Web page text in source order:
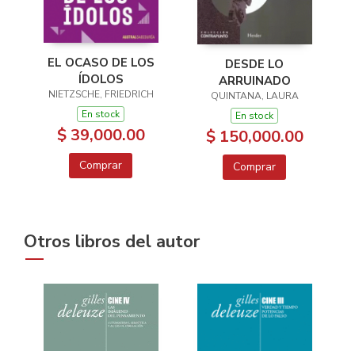
EL OCASO DE LOS
ÍDOLOS
NIETZSCHE, FRIEDRICH
En stock
$ 39,000.00
Comprar
DESDE LO
ARRUINADO
QUINTANA, LAURA
En stock
$ 150,000.00
Comprar
Otros libros del autor